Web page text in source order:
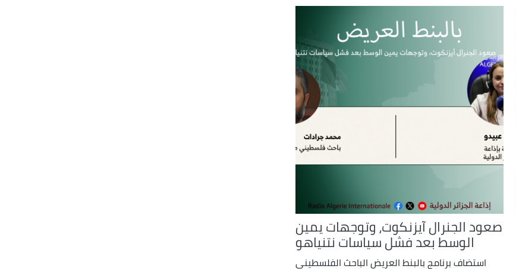
صعود الجنرال آيزنكوت، وتوجهات يمين
الوسط بعد فشل سياسات نتنياهو
استضاف برنامج بالبنط العريض الباحث الفلسطيني